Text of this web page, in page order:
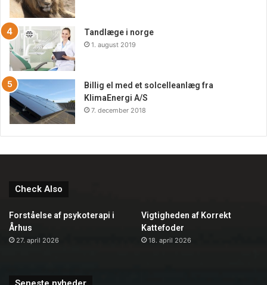
Tandlæge i norge
1. august 2019
Billig el med et solcelleanlæg fra
KlimaEnergi A/S
7. december 2018
Check Also
Forståelse af psykoterapi i
Århus
27. april 2026
Vigtigheden af Korrekt
Kattefoder
18. april 2026